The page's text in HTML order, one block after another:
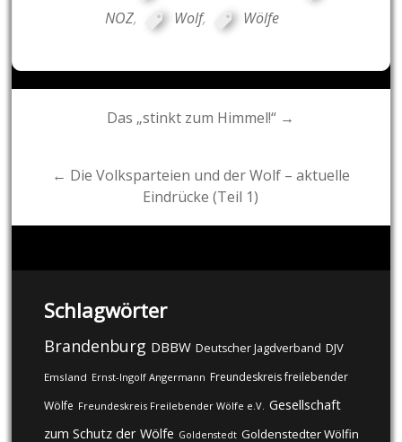
NOZ, Wolf, Wölfe
Das „stinkt zum Himmel!“ →
← Die Volksparteien und der Wolf – aktuelle
Eindrücke (Teil 1)
Schlagwörter
Brandenburg DBBW Deutscher Jagdverband DJV
Emsland Ernst-Ingolf Angermann Freundeskreis freilebender
Wölfe Freundeskreis Freilebender Wölfe e.V. Gesellschaft
zum Schutz der Wölfe Goldenstedt Goldenstedter Wölfin